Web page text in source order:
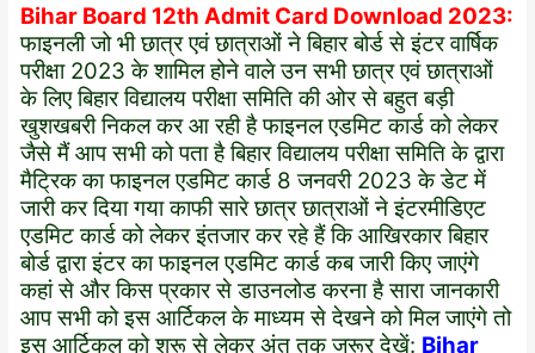
Bihar Board 12th Admit Card Download 2023:
फाइनली जो भी छात्र एवं छात्राओं ने बिहार बोर्ड से इंटर वार्षिक
परीक्षा 2023 के शामिल होने वाले उन सभी छात्र एवं छात्राओं
के लिए बिहार विद्यालय परीक्षा समिति की ओर से बहुत बड़ी
खुशखबरी निकल कर आ रही है फाइनल एडमिट कार्ड को लेकर
जैसे मैं आप सभी को पता है बिहार विद्यालय परीक्षा समिति के द्वारा
मैट्रिक का फाइनल एडमिट कार्ड 8 जनवरी 2023 के डेट में
जारी कर दिया गया काफी सारे छात्र छात्राओं ने इंटरमीडिएट
एडमिट कार्ड को लेकर इंतजार कर रहे हैं कि आखिरकार बिहार
बोर्ड द्वारा इंटर का फाइनल एडमिट कार्ड कब जारी किए जाएंगे
कहां से और किस प्रकार से डाउनलोड करना है सारा जानकारी
आप सभी को इस आर्टिकल के माध्यम से देखने को मिल जाएंगे तो
इस आर्टिकल को शुरू से लेकर अंत तक जरूर देखें: Bihar